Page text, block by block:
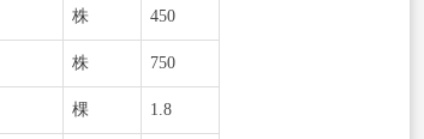
株 450
株 750
棵 1.8